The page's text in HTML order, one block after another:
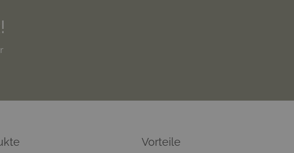
Vorteile